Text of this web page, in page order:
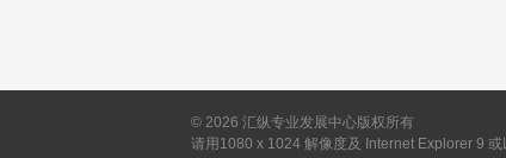
© 2026 汇纵专业发展中心版权所有
请用1080 x 1024 解像度及 Internet Explorer 9